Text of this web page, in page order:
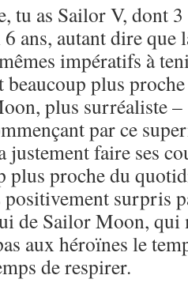
tu as Sailor V, dont
ans, autant dire que
impératifs à
plus
plus surréaliste
par ce
justement faire ses
plus proche du
positivement surpris
de Sailor Moon, qui
aux héroïnes le
de respirer.